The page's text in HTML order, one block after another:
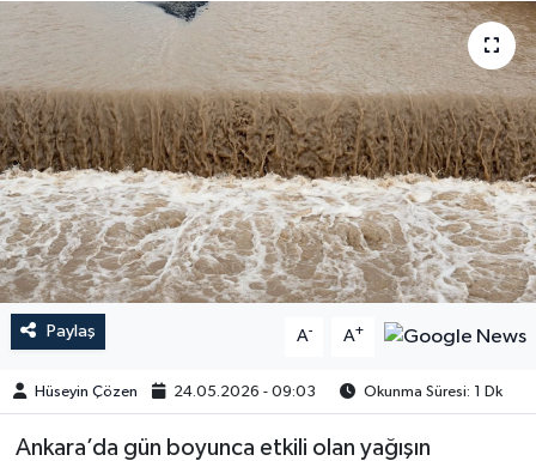
Paylaş A- A+
Hüseyin Çözen 24.05.2026 - 09:03 Okunma Süresi: 1 Dk
Ankara’da gün boyunca etkili olan yağışın